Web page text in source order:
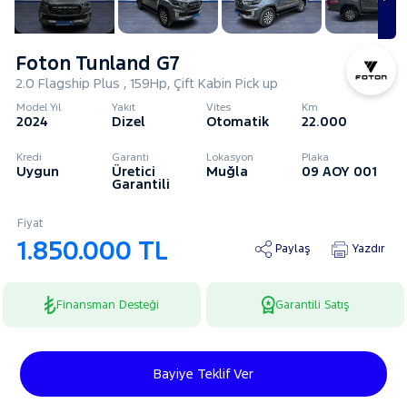
Foton Tunland G7
2.0 Flagship Plus , 159Hp, Çift Kabin Pick up
Model Yıl
2024
Yakıt
Dizel
Vites
Otomatik
Km
22.000
Kredi
Uygun
Garanti
Üretici
Garantili
Lokasyon
Muğla
Plaka
09 AOY 001
Fiyat
1.850.000 TL Paylaş Yazdır
Finansman Desteği Garantili Satış
Bayiye Teklif Ver